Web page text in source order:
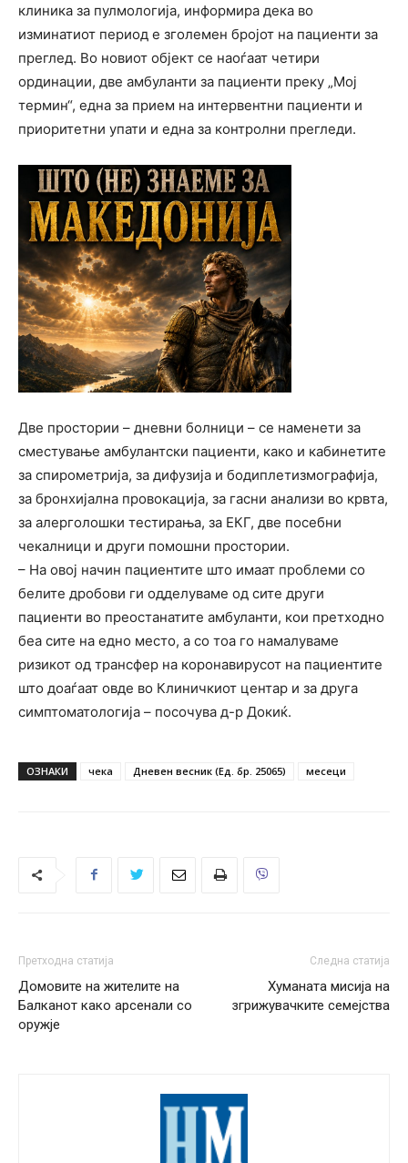
клиника за пулмологија, информира дека во
изминатиот период е зголемен бројот на пациенти за
преглед. Во новиот објект се наоѓаат четири
ординации, две амбуланти за пациенти преку „Мој
термин“, една за прием на интервентни пациенти и
приоритетни упати и една за контролни прегледи.
Две простории – дневни болници – се наменети за
сместување амбулантски пациенти, како и кабинетите
за спирометрија, за дифузија и бодиплетизмографија,
за бронхијална провокација, за гасни анализи во крвта,
за алерголошки тестирања, за ЕКГ, две посебни
чекалници и други помошни простории.
– На овој начин пациентите што имаат проблеми со
белите дробови ги одделуваме од сите други
пациенти во преостанатите амбуланти, кои претходно
беа сите на едно место, а со тоа го намалуваме
ризикот од трансфер на коронавирусот на пациентите
што доаѓаат овде во Клиничкиот центар и за друга
симптоматологија – посочува д-р Докиќ.
ОЗНАКИ чека Дневен весник (Ед. бр. 25065) месеци
Претходна статија
Домовите на жителите на
Балканот како арсенали со
оружје
Следна статија
Хуманата мисија на
згрижувачките семејства